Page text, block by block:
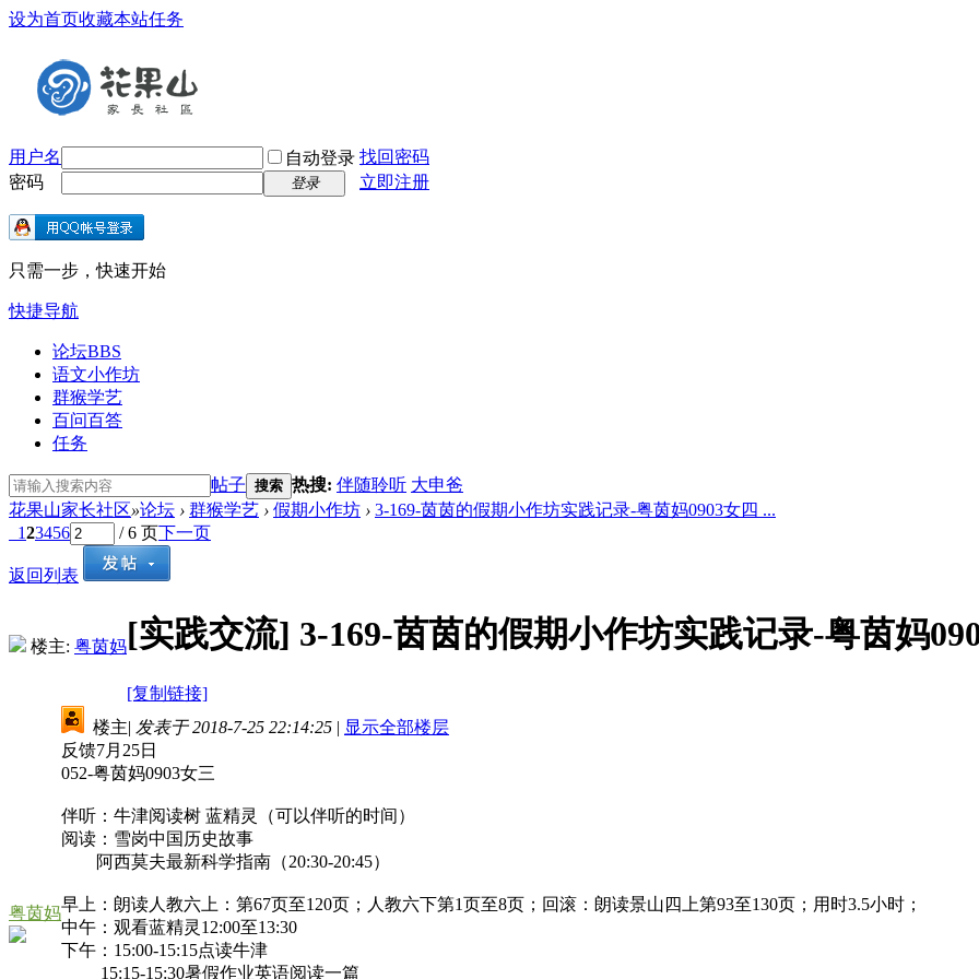
设为首页收藏本站任务
用户名 自动登录 找回密码
密码
登录 立即注册
只需一步，快速开始
快捷导航
论坛BBS
语文小作坊
群猴学艺
百问百答
任务
帖子 搜索 热搜: 伴随聆听 大申爸
花果山家长社区»论坛 › 群猴学艺 › 假期小作坊 › 3-169-茵茵的假期小作坊实践记录-粤茵妈0903女四 ...
123456 / 6 页下一页
返回列表
楼主: 粤茵妈[实践交流] 3-169-茵茵的假期小作坊实践记录-粤茵妈
[复制链接]
粤茵妈
楼主| 发表于 2018-7-25 22:14:25 | 显示全部楼层
反馈7月25日
052-粤茵妈0903女三
伴听：牛津阅读树 蓝精灵（可以伴听的时间）
阅读：雪岗中国历史故事
阿西莫夫最新科学指南（20:30-20:45）
早上：朗读人教六上：第67页至120页；人教六下第1页至8页；回滚：朗读景山四上第93至130页；用时3.5小时；
中午：观看蓝精灵12:00至13:30
下午：15:00-15:15点读牛津
15:15-15:30暑假作业英语阅读一篇